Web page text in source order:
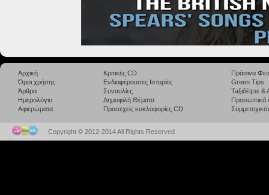
Αρχική
Όροι χρήσης
Άρθρα
Ημερολόγιο
Αφιερώματα
Κριτικές CD
Ενδιαφέρουσες Ιστορίες
Συναυλίες
Δημοφιλή Θέματα
Προσεχείς κυκλοφορίες CD
Πράσινα
Green Tips
Taξιδέψτε
Προσωπικά
Copyright © 2012-2014 All Rights Reserved